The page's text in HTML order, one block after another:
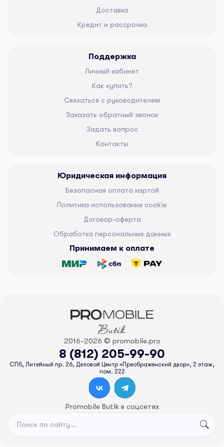
Доставка
Кредит и рассрочка
Поддержка
Личный кабинет
Как купить?
Связаться с руководителем
Заказать обратный звонок
Задать вопрос
Контакты
Юридическая информация
Безопасная оплата картой
Политика использования cookie
Договор-оферта
Обработка персональных данных
Принимаем к оплате
2016-2026 © promobile.pro
8 (812) 205-99-90
СПб, Литейный пр. 26, Деловой Центр «Преображенский двор», 2 этаж,
пом. 222
Promobile Butik в соцсетях